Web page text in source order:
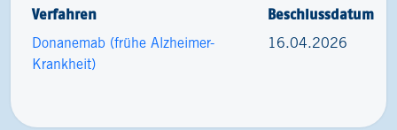
Verfahren Beschlussdatum
Donanemab (frühe Alzheimer-
Krankheit)
16.04.2026